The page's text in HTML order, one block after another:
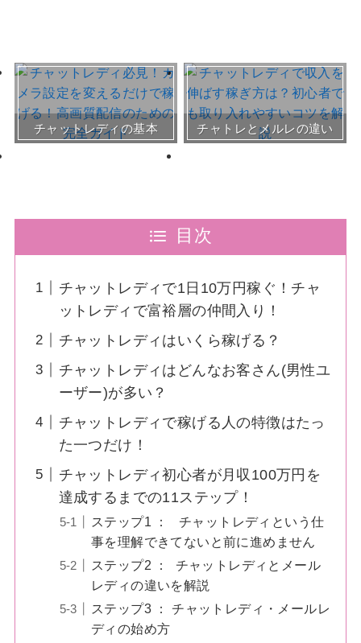
チャットレディの基本 チャトレとメルレの違い
おすすめチャトレ事務所＆
サイト
30～50代向けサイト
目次
チャットレディで1日10万円稼ぐ！チャ
ットレディで富裕層の仲間入り！
チャットレディはいくら稼げる？
チャットレディはどんなお客さん(男性ユ
ーザー)が多い？
チャットレディで稼げる人の特徴はたっ
た一つだけ！
チャットレディ初心者が月収100万円を
達成するまでの11ステップ！
ステップ1 ： チャットレディという仕
事を理解できてないと前に進めません
ステップ2 ： チャットレディとメール
レディの違いを解説
ステップ3 ： チャットレディ・メールレ
ディの始め方